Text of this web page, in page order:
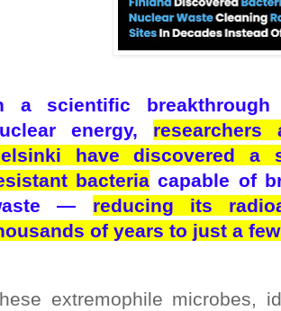
a scientific
energy,
have discovered a
bacteria capable of
— reducing its
of years to just a
extremophile microbes,